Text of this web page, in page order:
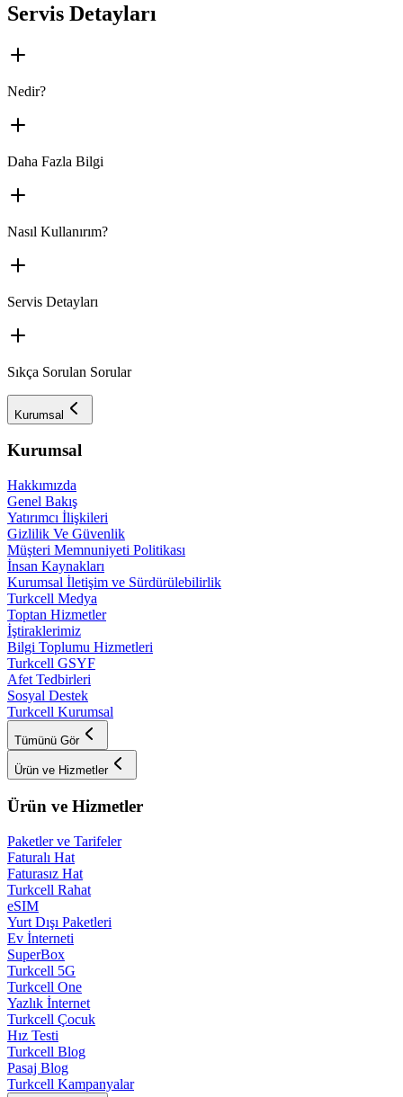
Servis Detayları
Nedir?
Daha Fazla Bilgi
Nasıl Kullanırım?
Servis Detayları
Sıkça Sorulan Sorular
Kurumsal
Kurumsal
Hakkımızda
Genel Bakış
Yatırımcı İlişkileri
Gizlilik Ve Güvenlik
Müşteri Memnuniyeti Politikası
İnsan Kaynakları
Kurumsal İletişim ve Sürdürülebilirlik
Turkcell Medya
Toptan Hizmetler
İştiraklerimiz
Bilgi Toplumu Hizmetleri
Turkcell GSYF
Afet Tedbirleri
Sosyal Destek
Turkcell Kurumsal
Tümünü Gör
Ürün ve Hizmetler
Ürün ve Hizmetler
Paketler ve Tarifeler
Faturalı Hat
Faturasız Hat
Turkcell Rahat
eSIM
Yurt Dışı Paketleri
Ev İnterneti
SuperBox
Turkcell 5G
Turkcell One
Yazlık İnternet
Turkcell Çocuk
Hız Testi
Turkcell Blog
Pasaj Blog
Turkcell Kampanyalar